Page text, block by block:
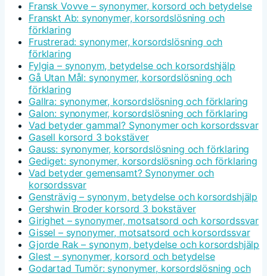
Fransk Vovve – synonymer, korsord och betydelse
Franskt Ab: synonymer, korsordslösning och
förklaring
Frustrerad: synonymer, korsordslösning och
förklaring
Fylgia – synonym, betydelse och korsordshjälp
Gå Utan Mål: synonymer, korsordslösning och
förklaring
Gallra: synonymer, korsordslösning och förklaring
Galon: synonymer, korsordslösning och förklaring
Vad betyder gammal? Synonymer och korsordssvar
Gasell korsord 3 bokstäver
Gauss: synonymer, korsordslösning och förklaring
Gediget: synonymer, korsordslösning och förklaring
Vad betyder gemensamt? Synonymer och
korsordssvar
Gensträvig – synonym, betydelse och korsordshjälp
Gershwin Broder korsord 3 bokstäver
Girighet – synonymer, motsatsord och korsordssvar
Gissel – synonymer, motsatsord och korsordssvar
Gjorde Rak – synonym, betydelse och korsordshjälp
Glest – synonymer, korsord och betydelse
Godartad Tumör: synonymer, korsordslösning och